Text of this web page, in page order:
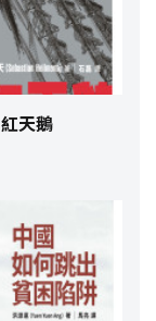
紅天鵝